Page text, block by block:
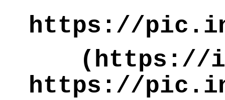
https://pic.in.th/
(https://
https://pic.in.th/